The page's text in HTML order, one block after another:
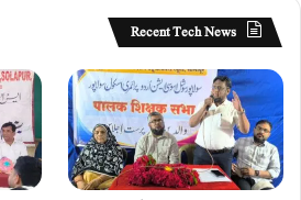
Recent Tech News